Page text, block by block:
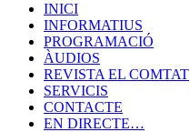
INICI
INFORMATIUS
PROGRAMACIÓ
ÀUDIOS
REVISTA EL COMTAT
SERVICIS
CONTACTE
EN DIRECTE…